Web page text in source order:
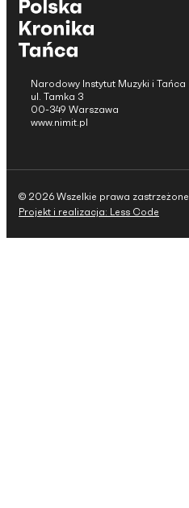
Narodowy Instytut Muzyki i Tańca
ul. Tamka 3
00-349 Warszawa
www.nimit.pl
© 2026 Wszelkie prawa zastrzeżone
Projekt i realizacja: Less Code